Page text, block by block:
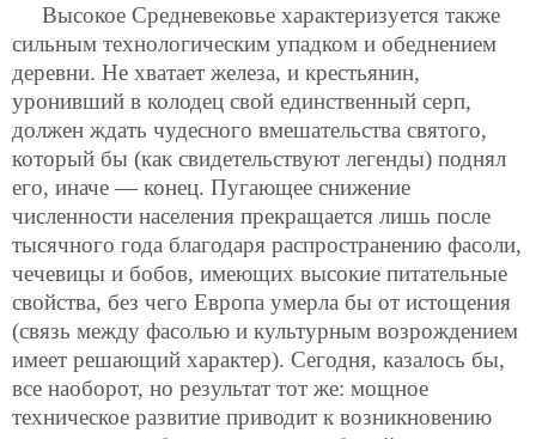
Высокое Средневековье характеризуется также
сильным технологическим упадком и обеднением
деревни. Не хватает железа, и крестьянин,
уронивший в колодец свой единственный серп,
должен ждать чудесного вмешательства святого,
который бы (как свидетельствуют легенды) поднял
его, иначе — конец. Пугающее снижение
численности населения прекращается лишь после
тысячного года благодаря распространению фасоли,
чечевицы и бобов, имеющих высокие питательные
свойства, без чего Европа умерла бы от истощения
(связь между фасолью и культурным возрождением
имеет решающий характер). Сегодня, казалось бы,
все наоборот, но результат тот же: мощное
техническое развитие приводит к возникновению